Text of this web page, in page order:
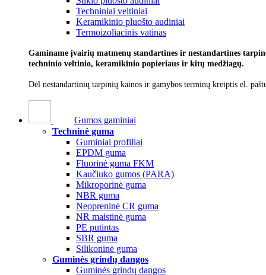
Techniniai veltiniai
Keramikinio pluošto audiniai
Termoizoliacinis vatinas
Gaminame įvairių matmenų standartines ir nestandartines
techninio veltinio, keramikinio popieriaus ir kitų medžiagų.
Dėl nestandartinių tarpinių kainos ir gamybos terminų kreiptis el.
Gumos gaminiai
Techninė guma
Guminiai profiliai
EPDM guma
Fluorinė guma FKM
Kaučiuko gumos (PARA)
Mikroporinė guma
NBR guma
Neopreninė CR guma
NR maistinė guma
PE putintas
SBR guma
Silikoninė guma
Guminės grindų dangos
Guminės grindų dangos